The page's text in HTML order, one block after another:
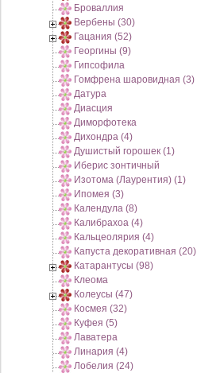
Броваллия
Вербены (30)
Гацания (52)
Георгины (9)
Гипсофила
Гомфрена шаровидная (3)
Датура
Диасция
Диморфотека
Дихондра (4)
Душистый горошек (1)
Иберис зонтичный
Изотома (Лаурентия) (1)
Ипомея (3)
Календула (8)
Калибрахоа (4)
Кальцеолярия (4)
Капуста декоративная (20)
Катарантусы (98)
Клеома
Колеусы (47)
Космея (32)
Куфея (5)
Лаватера
Линария (4)
Лобелия (24)